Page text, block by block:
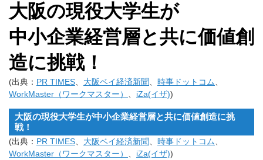
大阪の現役大学生が
中小企業経営層と共に価値創
造に挑戦！
(出典： PR TIMES 大阪ベイ経済新聞 時事ドットコム
WorkMaster（ワークマスター）
iZa(イザ))
大阪の現役大学生が中小企業経営層と共に価値創造に挑
戦！
(出典： PR TIMES 大阪ベイ経済新聞 時事ドットコム
WorkMaster（ワークマスター）
iZa(イザ))